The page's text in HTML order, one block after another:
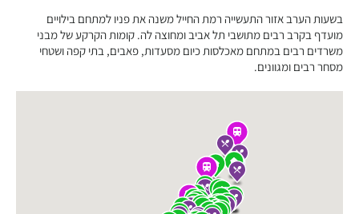
בשעות הערב אזור התעשייה רמת החייל משנה את פניו למתחם בילויים
מועדף בקרב רבים מתושבי תל אביב ומחוצה לה. קומות הקרקע של מבני
משרדים רבים במתחם מאכלסות כיום מסעדות, פאבים, בתי קפה ושטחי
מסחר רבים ומגוונים.